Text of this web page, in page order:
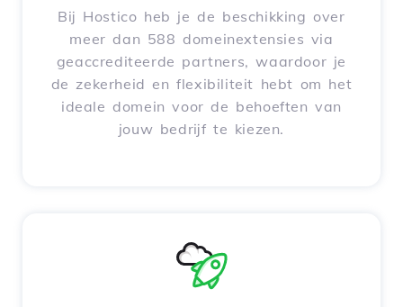
Bij Hostico heb je de beschikking over
meer dan 588 domeinextensies via
geaccrediteerde partners, waardoor je
de zekerheid en flexibiliteit hebt om het
ideale domein voor de behoeften van
jouw bedrijf te kiezen.